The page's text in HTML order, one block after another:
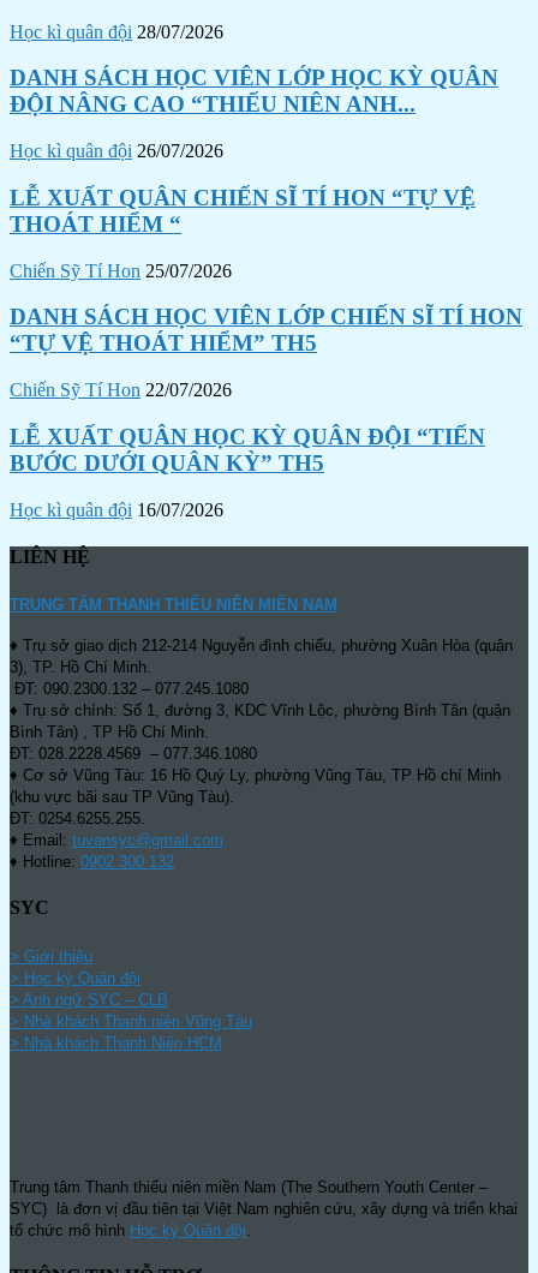
Học kì quân đội 28/07/2026
DANH SÁCH HỌC VIÊN LỚP HỌC KỲ QUÂN
ĐỘI NÂNG CAO “THIẾU NIÊN ANH...
Học kì quân đội 26/07/2026
LỄ XUẤT QUÂN CHIẾN SĨ TÍ HON “TỰ VỆ
THOÁT HIỂM “
Chiến Sỹ Tí Hon 25/07/2026
DANH SÁCH HỌC VIÊN LỚP CHIẾN SĨ TÍ HON
“TỰ VỆ THOÁT HIỂM” TH5
Chiến Sỹ Tí Hon 22/07/2026
LỄ XUẤT QUÂN HỌC KỲ QUÂN ĐỘI “TIẾN
BƯỚC DƯỚI QUÂN KỲ” TH5
Học kì quân đội 16/07/2026
LIÊN HỆ
TRUNG TÂM THANH THIẾU NIÊN MIỀN NAM
♦ Trụ sở giao dịch 212-214 Nguyễn đình chiểu, phường Xuân Hòa (quận
3), TP. Hồ Chí Minh.
ĐT: 090.2300.132 – 077.245.1080
♦ Trụ sở chính: Số 1, đường 3, KDC Vĩnh Lộc, phường Bình Tân (quận
Bình Tân) , TP Hồ Chí Minh.
ĐT: 028.2228.4569 – 077.346.1080
♦ Cơ sở Vũng Tàu: 16 Hồ Quý Ly, phường Vũng Tàu, TP Hồ chí Minh
(khu vực bãi sau TP Vũng Tàu).
ĐT: 0254.6255.255.
♦ Email: tuvansyc@gmail.com
♦ Hotline: 0902 300 132
SYC
> Giới thiệu
> Học kỳ Quân đội
> Anh ngữ SYC – CLB
> Nhà khách Thanh niên Vũng Tàu
> Nhà khách Thanh Niên HCM
Trung tâm Thanh thiếu niên miền Nam (The Southern Youth Center –
SYC) là đơn vị đầu tiên tại Việt Nam nghiên cứu, xây dựng và triển khai
tổ chức mô hình Học kỳ Quân đội